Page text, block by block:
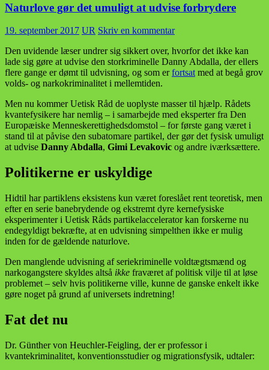
Naturlove gør det umuligt at udvise forbrydere
19. september 2017 UR Skriv en kommentar
Den uvidende læser undrer sig sikkert over, hvorfor det ikke kan
lade sig gøre at udvise den storkriminelle Danny Abdalla, der ellers
flere gange er dømt til udvisning, og som erfortsat med at begå grov
volds- og narkokriminalitet i mellemtiden.
Men nu kommer Uetisk Råd de uoplyste masser til hjælp. Rådets
kvantefysikere har nemlig – i samarbejde med eksperter fra Den
Europæiske Menneskerettighedsdomstol – for første gang været i
stand til at påvise den subatomare partikel, der gør det fysisk umuligt
at udvise Danny Abdalla, Gimi Levakovic og andre iværksættere.
Politikerne er uskyldige
Hidtil har partiklens eksistens kun været foreslået rent teoretisk, men
efter en serie banebrydende og ekstremt dyre kernefysiske
eksperimenter i Uetisk Råds partikelaccelerator kan forskerne nu
endegyldigt bekræfte, at en udvisning simpelthen ikke er mulig
inden for de gældende naturlove.
Den manglende udvisning af seriekriminelle voldtægtsmænd og
narkogangstere skyldes altså ikke fraværet af politisk vilje til at løse
problemet – selv hvis politikerne ville, kunne de ganske enkelt ikke
gøre noget på grund af universets indretning!
Fat det nu
Dr. Günther von Heuchler-Feigling, der er professor i
kvantekriminalitet, konventionsstudier og migrationsfysik, udtaler: